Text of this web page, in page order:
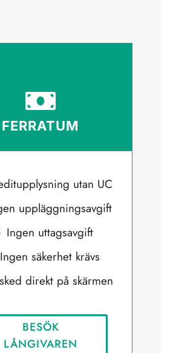
FERRATUM
utan UC
uppläggningsavgift
Ingen uttagsavgift
Ingen säkerhet krävs
direkt på skärmen
BESÖK
LÅNGIVAREN